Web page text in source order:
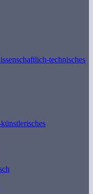
technisches